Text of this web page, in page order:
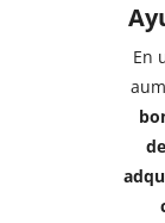
En